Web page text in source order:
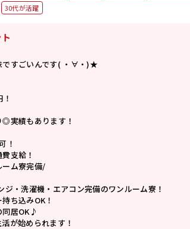
30代が活躍
ですごいんです( ・∀・)★
◎実績もあります！
！
支給！
ーム寮完備/
ジ・洗濯機・エアコン完備のワンルーム寮！
ち込みOK！
同居OK♪
が始められます！